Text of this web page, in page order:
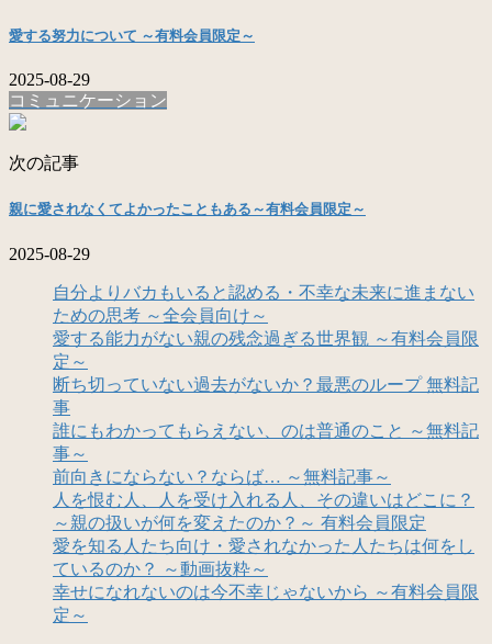
愛する努力について ～有料会員限定～
2025-08-29
コミュニケーション
次の記事
親に愛されなくてよかったこともある～有料会員限定～
2025-08-29
自分よりバカもいると認める・不幸な未来に進まない
ための思考 ～全会員向け～
愛する能力がない親の残念過ぎる世界観 ～有料会員限
定～
断ち切っていない過去がないか？最悪のループ 無料記
事
誰にもわかってもらえない、のは普通のこと ～無料記
事～
前向きにならない？ならば… ～無料記事～
人を恨む人、人を受け入れる人、その違いはどこに？
～親の扱いが何を変えたのか？～ 有料会員限定
愛を知る人たち向け・愛されなかった人たちは何をし
ているのか？ ～動画抜粋～
幸せになれないのは今不幸じゃないから ～有料会員限
定～